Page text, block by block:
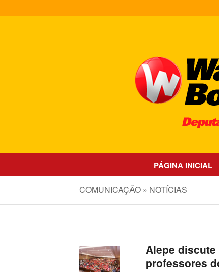
PÁGINA INICIAL
COMUNICAÇÃO » NOTÍCIAS
Alepe
professores